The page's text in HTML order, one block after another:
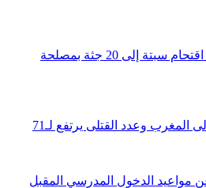
ارتفاع حصيلة ضحايا محاولة اقتحام سبتة إلى 20 جثة بمصلحة
عن مواعيد الدخول المدرسي المقبل